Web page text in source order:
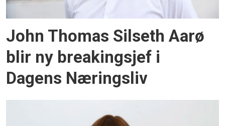
John Thomas Silseth Aarø
blir ny breakingsjef i
Dagens Næringsliv